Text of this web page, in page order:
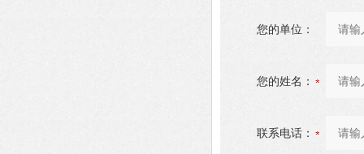
您的单位：
您的姓名：
联系电话：